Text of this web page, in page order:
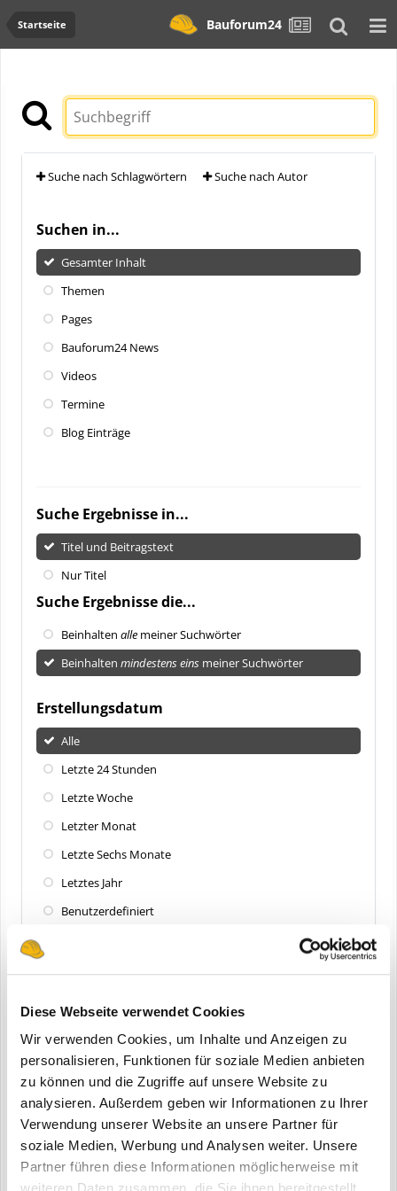
Diese Webseite verwendet Cookies
Wir verwenden Cookies, um Inhalte und Anzeigen zu
personalisieren, Funktionen für soziale Medien anbieten
zu können und die Zugriffe auf unsere Website zu
analysieren. Außerdem geben wir Informationen zu Ihrer
Verwendung unserer Website an unsere Partner für
soziale Medien, Werbung und Analysen weiter. Unsere
Partner führen diese Informationen möglicherweise mit
Startseite Bauforum24
Suche nach Schlagwörtern Suche nach Autor
Suchen in...
Gesamter Inhalt
Themen
Pages
Bauforum24 News
Videos
Termine
Blog Einträge
Suche Ergebnisse in...
Titel und Beitragstext
Nur Titel
Suche Ergebnisse die...
Beinhalten alle meiner Suchwörter
Beinhalten mindestens eins meiner Suchwörter
Erstellungsdatum
Alle
Letzte 24 Stunden
Letzte Woche
Letzter Monat
Letzte Sechs Monate
Letztes Jahr
Benutzerdefiniert
Zuletzt aktualisiert
Letzte 24 Stunden
Letzte Woche
Letzter Monat
Letzte Sechs Monate
Letztes Jahr
Benutzerdefiniert